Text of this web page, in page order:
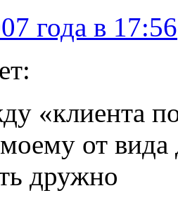
года в 17:56
«клиента
от
дружно